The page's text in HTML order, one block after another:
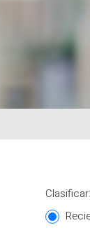
Y
Clasificar: